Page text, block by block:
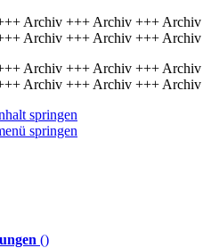
Archiv +++ Archiv +++
Archiv +++ Archiv +++
Archiv +++ Archiv +++
Archiv +++ Archiv +++
springen
springen
()